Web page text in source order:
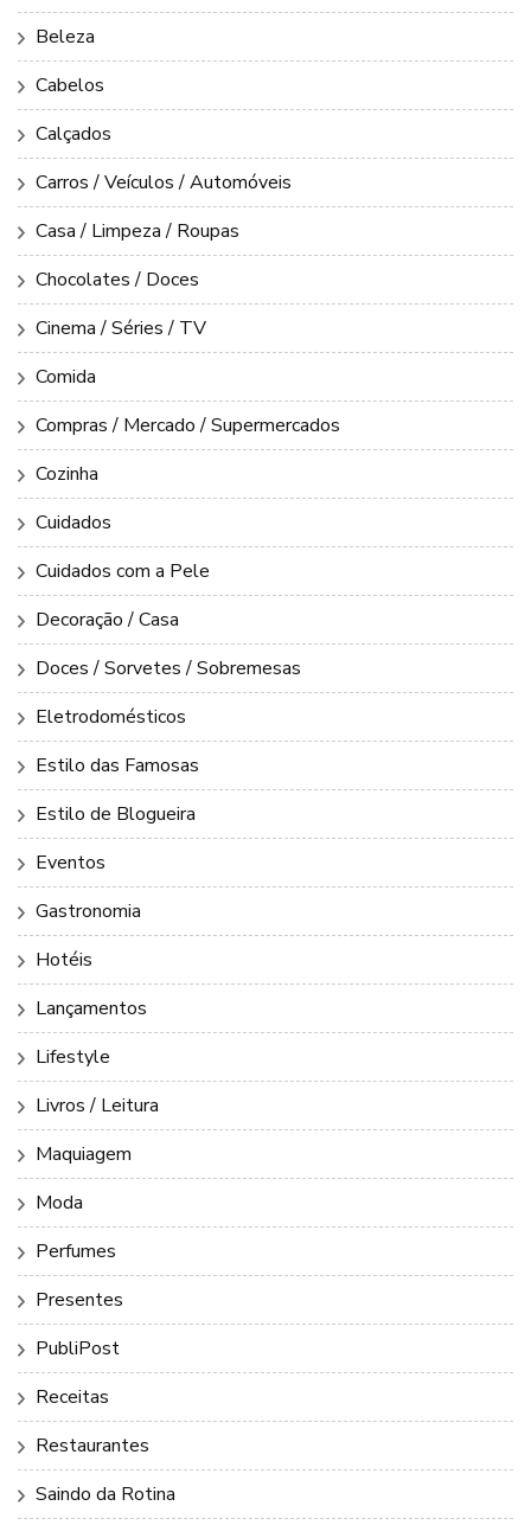
Beleza
Cabelos
Calçados
Carros / Veículos / Automóveis
Casa / Limpeza / Roupas
Chocolates / Doces
Cinema / Séries / TV
Comida
Compras / Mercado / Supermercados
Cozinha
Cuidados
Cuidados com a Pele
Decoração / Casa
Doces / Sorvetes / Sobremesas
Eletrodomésticos
Estilo das Famosas
Estilo de Blogueira
Eventos
Gastronomia
Hotéis
Lançamentos
Lifestyle
Livros / Leitura
Maquiagem
Moda
Perfumes
Presentes
PubliPost
Receitas
Restaurantes
Saindo da Rotina